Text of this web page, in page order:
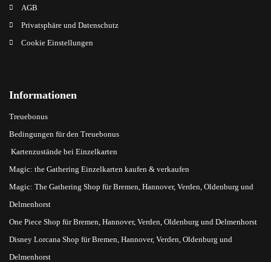
AGB
Privatsphäre und Datenschutz
Cookie Einstellungen
Informationen
Treuebonus
Bedingungen für den Treuebonus
Kartenzustände bei Einzelkarten
Magic: the Gathering Einzelkarten kaufen & verkaufen
Magic: The Gathering Shop für Bremen, Hannover, Verden, Oldenburg und
Delmenhorst
One Piece Shop für Bremen, Hannover, Verden, Oldenburg und Delmenhorst
Disney Lorcana Shop für Bremen, Hannover, Verden, Oldenburg und
Delmenhorst